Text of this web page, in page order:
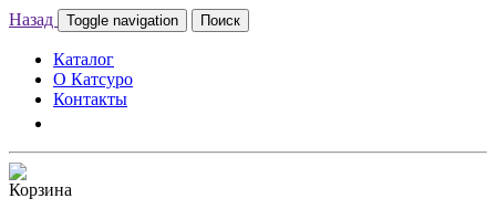
Назад Toggle navigation Поиск
Каталог
О Катсуро
Контакты
Корзина